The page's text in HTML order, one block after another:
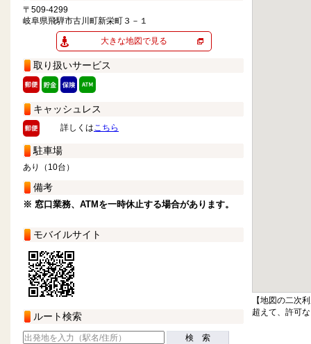
〒509-4299
岐阜県飛騨市古川町新栄町３－１
大きな地図で見る
取り扱いサービス
キャッシュレス
詳しくはこちら
駐車場
あり（10台）
備考
※ 窓口業務、ATMを一時休止する場合があります。
モバイルサイト
ルート検索
検 索
【地図の二次
超えて、許可